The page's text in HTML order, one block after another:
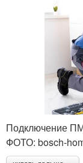
Подключение
ФОТО: bosch-